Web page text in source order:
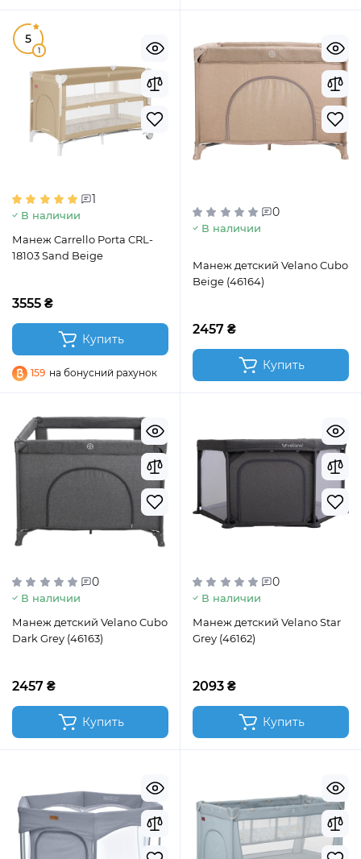
5
1
1
В наличии
Манеж Carrello Porta CRL-
18103 Sand Beige
3555 ₴
Купить
159 на бонусний рахунок
0
В наличии
Манеж детский Velano Cubo
Beige (46164)
2457 ₴
Купить
0
В наличии
Манеж детский Velano Cubo
Dark Grey (46163)
2457 ₴
Купить
0
В наличии
Манеж детский Velano Star
Grey (46162)
2093 ₴
Купить